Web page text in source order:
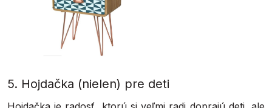
5. Hojdačka (nielen) pre deti